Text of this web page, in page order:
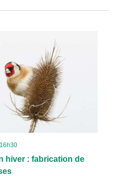
hiver : fabrication de
16h30